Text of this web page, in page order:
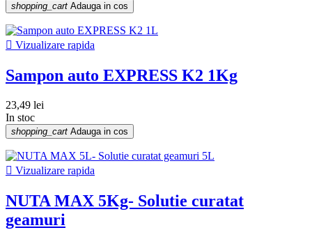
shopping_cart Adauga in cos
 Vizualizare rapida
Sampon auto EXPRESS K2 1Kg
23,49 lei
In stoc
shopping_cart Adauga in cos
 Vizualizare rapida
NUTA MAX 5Kg- Solutie curatat
geamuri